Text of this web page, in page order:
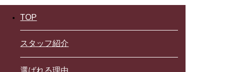
TOP
スタッフ紹介
選ばれる理由